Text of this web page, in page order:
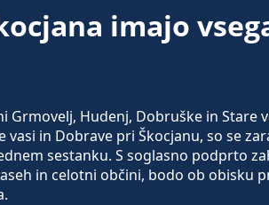
imajo
Grmovelj, Hudenj, Dobruške in
vasi in Dobrave pri Škocjanu, so se
sestanku. S soglasno podprto
in celotni občini, bodo ob obisku